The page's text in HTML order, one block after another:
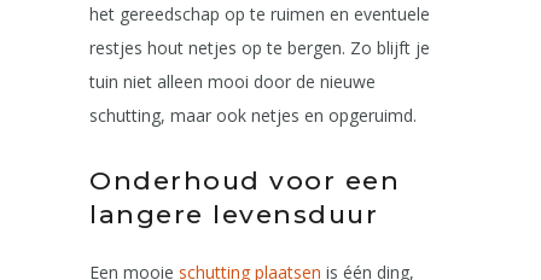
het gereedschap op te ruimen en eventuele
restjes hout netjes op te bergen. Zo blijft je
tuin niet alleen mooi door de nieuwe
schutting, maar ook netjes en opgeruimd.
Onderhoud voor een
langere levensduur
Een mooie schutting plaatsen is één ding,